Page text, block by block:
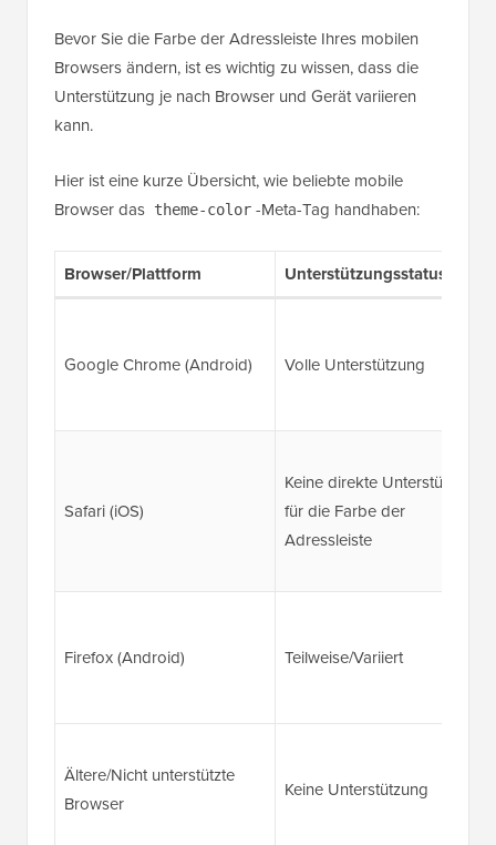
Bevor Sie die Farbe der Adressleiste Ihres mobilen
Browsers ändern, ist es wichtig zu wissen, dass die
Unterstützung je nach Browser und Gerät variieren
kann.
Hier ist eine kurze Übersicht, wie beliebte mobile
Browser das theme-color -Meta-Tag handhaben:
Browser/Plattform Unterstützungsstatus
Google Chrome (Android) Volle Unterstützung
Safari (iOS)
Keine direkte Unterstützung
für die Farbe der
Adressleiste
Firefox (Android) Teilweise/Variiert
Ältere/Nicht unterstützte
Browser
Keine Unterstützung